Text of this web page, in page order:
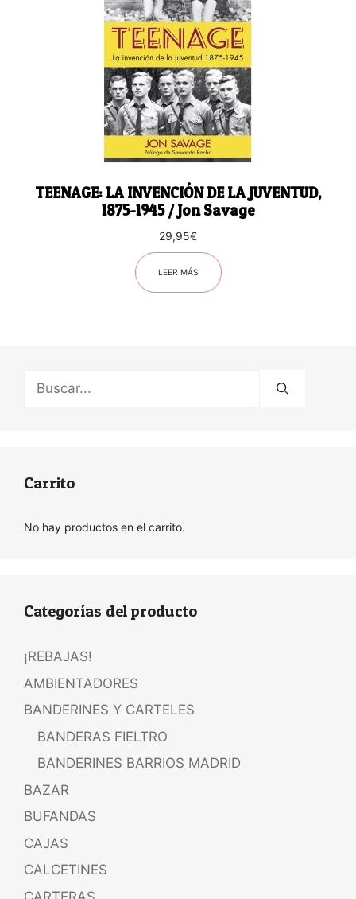
TEENAGE: LA INVENCIÓN DE LA JUVENTUD,
1875-1945 / Jon Savage
29,95€
LEER MÁS
Buscar:
Carrito
No hay productos en el carrito.
Categorías del producto
¡REBAJAS!
AMBIENTADORES
BANDERINES Y CARTELES
BANDERAS FIELTRO
BANDERINES BARRIOS MADRID
BAZAR
BUFANDAS
CAJAS
CALCETINES